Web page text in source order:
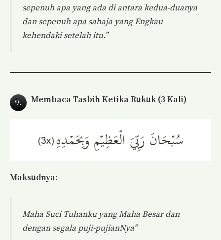
sepenuh apa yang ada di antara kedua-duanya
dan sepenuh apa sahaja yang Engkau
kehendaki setelah itu.”
9. Membaca Tasbih Ketika Rukuk (3 Kali)
Maksudnya:
Maha Suci Tuhanku yang Maha Besar dan
dengan segala puji-pujianNya”